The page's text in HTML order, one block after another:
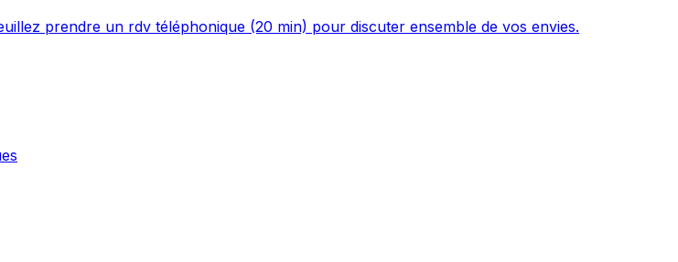
prendre un rdv téléphonique (20 min) pour discuter ensemble de vos envies.